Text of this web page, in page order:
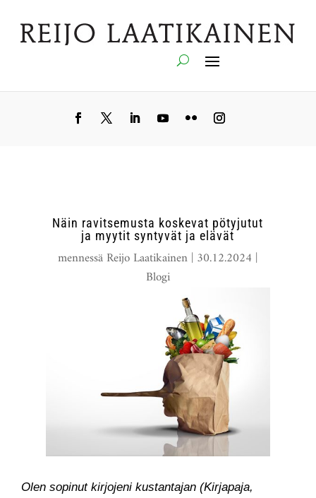
Näin ravitsemusta koskevat pötyjutut
ja myytit syntyvät ja elävät
mennessä Reijo Laatikainen | 30.12.2024 |
Blogi
Olen sopinut kirjojeni kustantajan (Kirjapaja,